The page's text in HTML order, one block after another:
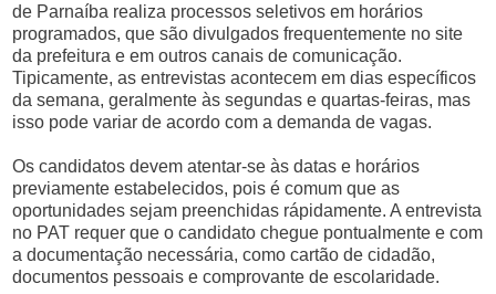
de Parnaíba realiza processos seletivos em horários
programados, que são divulgados frequentemente no site
da prefeitura e em outros canais de comunicação.
Tipicamente, as entrevistas acontecem em dias específicos
da semana, geralmente às segundas e quartas-feiras, mas
isso pode variar de acordo com a demanda de vagas.
Os candidatos devem atentar-se às datas e horários
previamente estabelecidos, pois é comum que as
oportunidades sejam preenchidas rápidamente. A entrevista
no PAT requer que o candidato chegue pontualmente e com
a documentação necessária, como cartão de cidadão,
documentos pessoais e comprovante de escolaridade.